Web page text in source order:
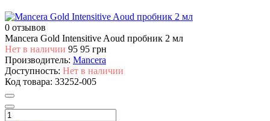
0 отзывов
Mancera Gold Intensitive Aoud пробник 2 мл
Нет в наличии 95 95 грн
Производитель: Mancera
Доступность: Нет в наличии
Код товара: 33252-005